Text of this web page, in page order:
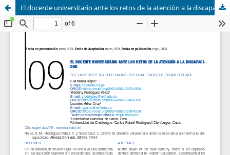
El docente universitario ante los retos de la atención a la discapacidad